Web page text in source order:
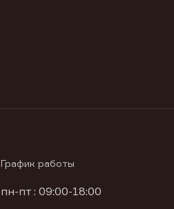
График работы
пн-пт : 09:00-18:00